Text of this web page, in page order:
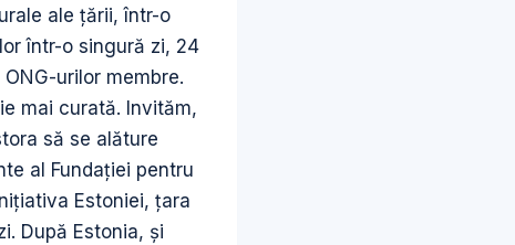
ale ţării, într-o
într-o singură zi, 24
urilor membre.
mai curată. Invităm,
să se alăture
al Fundaţiei pentru
Estoniei, ţara
După Estonia, şi